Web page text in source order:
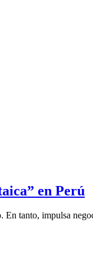
en Perú
En tanto, impulsa